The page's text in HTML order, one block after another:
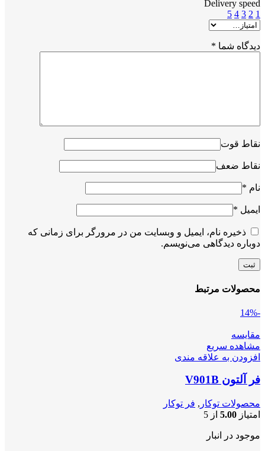
Delivery speed
1
2
3
4
5
دیدگاه شما *
نقاط قوت
نقاط ضعف
نام *
ایمیل *
ذخیره نام، ایمیل و وبسایت من در مرورگر برای زمانی که
دوباره دیدگاهی می‌نویسم.
محصولات مرتبط
-14%
مقایسه
مشاهده سریع
افزودن به علاقه مندی
فر آلتون V901B
محصولات توکار , فر توکار
امتیاز 5.00 از 5
موجود در انبار